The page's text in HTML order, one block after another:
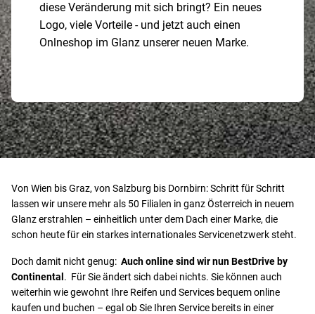
diese Veränderung mit sich bringt? Ein neues
Logo, viele Vorteile - und jetzt auch einen
Onlneshop im Glanz unserer neuen Marke.
Von Wien bis Graz, von Salzburg bis Dornbirn: Schritt für Schritt
lassen wir unsere mehr als 50 Filialen in ganz Österreich in neuem
Glanz erstrahlen – einheitlich unter dem Dach einer Marke, die
schon heute für ein starkes internationales Servicenetzwerk steht.
Doch damit nicht genug: Auch online sind wir nun BestDrive by
Continental . Für Sie ändert sich dabei nichts. Sie können auch
weiterhin wie gewohnt Ihre Reifen und Services bequem online
kaufen und buchen – egal ob Sie Ihren Service bereits in einer